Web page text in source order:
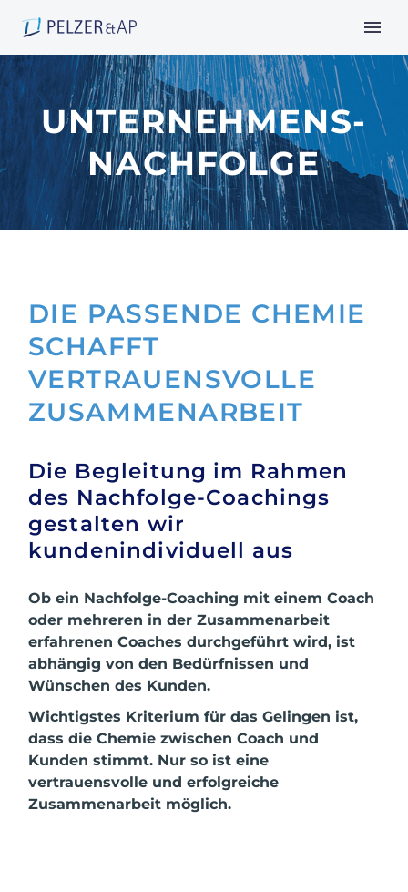
UNTERNEHMENS-
NACHFOLGE
DIE PASSENDE CHEMIE
SCHAFFT
VERTRAUENSVOLLE
ZUSAMMENARBEIT
Die Begleitung im Rahmen
des Nachfolge-Coachings
gestalten wir
kundenindividuell aus
Ob ein Nachfolge-Coaching mit einem Coach
oder mehreren in der Zusammenarbeit
erfahrenen Coaches durchgeführt wird, ist
abhängig von den Bedürfnissen und
Wünschen des Kunden.
Wichtigstes Kriterium für das Gelingen ist,
dass die Chemie zwischen Coach und
Kunden stimmt. Nur so ist eine
vertrauensvolle und erfolgreiche
Zusammenarbeit möglich.